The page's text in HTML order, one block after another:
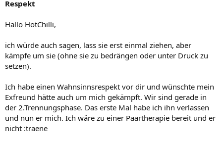
Respekt
Hallo HotChilli,
ich würde auch sagen, lass sie erst einmal ziehen, aber
kämpfe um sie (ohne sie zu bedrängen oder unter Druck zu
setzen).
Ich habe einen Wahnsinnsrespekt vor dir und wünschte mein
Exfreund hätte auch um mich gekämpft. Wir sind gerade in
der 2.Trennungsphase. Das erste Mal habe ich ihn verlassen
und nun er mich. Ich wäre zu einer Paartherapie bereit und er
nicht :traene